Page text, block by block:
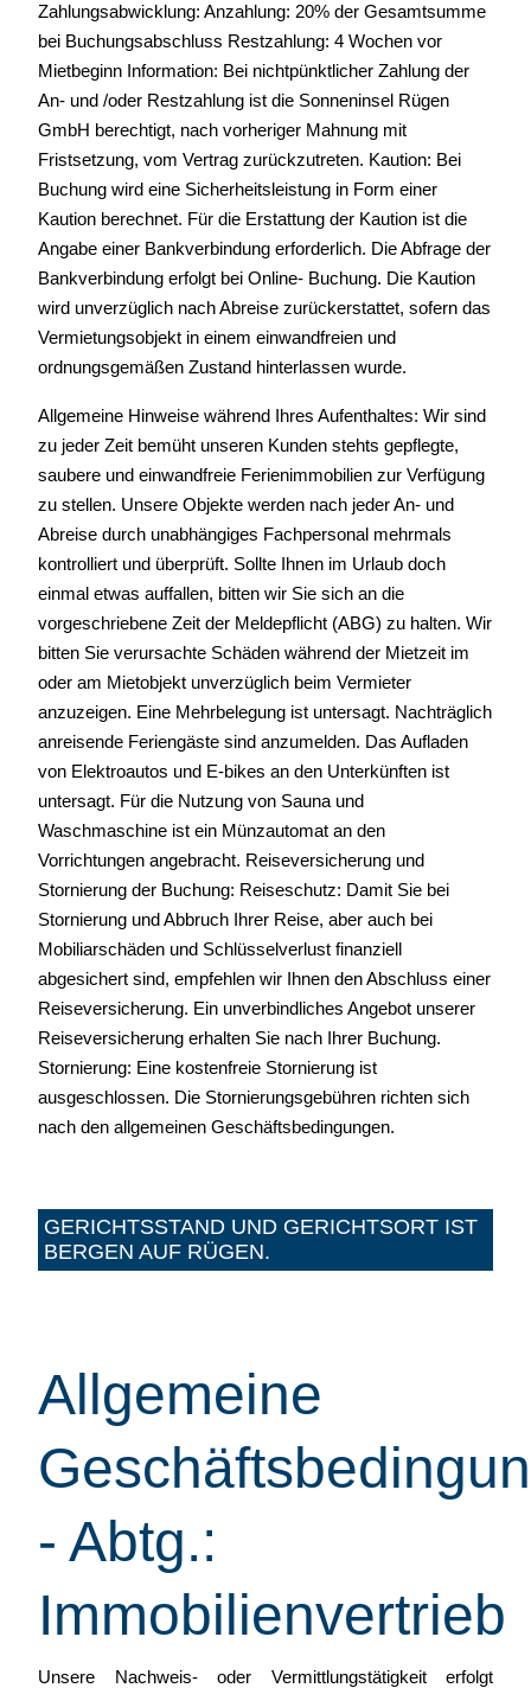
Zahlungsabwicklung: Anzahlung: 20% der Gesamtsumme
bei Buchungsabschluss Restzahlung: 4 Wochen vor
Mietbeginn Information: Bei nichtpünktlicher Zahlung der
An- und /oder Restzahlung ist die Sonneninsel Rügen
GmbH berechtigt, nach vorheriger Mahnung mit
Fristsetzung, vom Vertrag zurückzutreten. Kaution: Bei
Buchung wird eine Sicherheitsleistung in Form einer
Kaution berechnet. Für die Erstattung der Kaution ist die
Angabe einer Bankverbindung erforderlich. Die Abfrage der
Bankverbindung erfolgt bei Online- Buchung. Die Kaution
wird unverzüglich nach Abreise zurückerstattet, sofern das
Vermietungsobjekt in einem einwandfreien und
ordnungsgemäßen Zustand hinterlassen wurde.
Allgemeine Hinweise während Ihres Aufenthaltes: Wir sind
zu jeder Zeit bemüht unseren Kunden stehts gepflegte,
saubere und einwandfreie Ferienimmobilien zur Verfügung
zu stellen. Unsere Objekte werden nach jeder An- und
Abreise durch unabhängiges Fachpersonal mehrmals
kontrolliert und überprüft. Sollte Ihnen im Urlaub doch
einmal etwas auffallen, bitten wir Sie sich an die
vorgeschriebene Zeit der Meldepflicht (ABG) zu halten. Wir
bitten Sie verursachte Schäden während der Mietzeit im
oder am Mietobjekt unverzüglich beim Vermieter
anzuzeigen. Eine Mehrbelegung ist untersagt. Nachträglich
anreisende Feriengäste sind anzumelden. Das Aufladen
von Elektroautos und E-bikes an den Unterkünften ist
untersagt. Für die Nutzung von Sauna und
Waschmaschine ist ein Münzautomat an den
Vorrichtungen angebracht. Reiseversicherung und
Stornierung der Buchung: Reiseschutz: Damit Sie bei
Stornierung und Abbruch Ihrer Reise, aber auch bei
Mobiliarschäden und Schlüsselverlust finanziell
abgesichert sind, empfehlen wir Ihnen den Abschluss einer
Reiseversicherung. Ein unverbindliches Angebot unserer
Reiseversicherung erhalten Sie nach Ihrer Buchung.
Stornierung: Eine kostenfreie Stornierung ist
ausgeschlossen. Die Stornierungsgebühren richten sich
nach den allgemeinen Geschäftsbedingungen.
GERICHTSSTAND UND GERICHTSORT IST
BERGEN AUF RÜGEN.
Allgemeine
- Abtg.:
Immobilienvertrieb
Unsere Nachweis- oder Vermittlungstätigkeit erfolgt